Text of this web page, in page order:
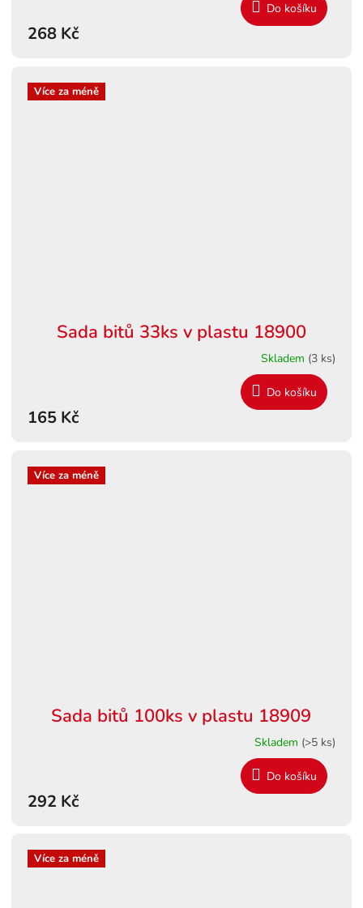
268 Kč
Do košíku
Více za méně
Sada bitů 33ks v plastu 18900
Skladem (3 ks)
165 Kč
Do košíku
Více za méně
Sada bitů 100ks v plastu 18909
Skladem (>5 ks)
292 Kč
Do košíku
Více za méně